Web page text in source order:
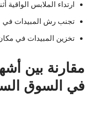
ارتداء الملابس الواقية
تجنب رش المبيدات في
تخزين المبيدات في
مقارنة بين
في السوق